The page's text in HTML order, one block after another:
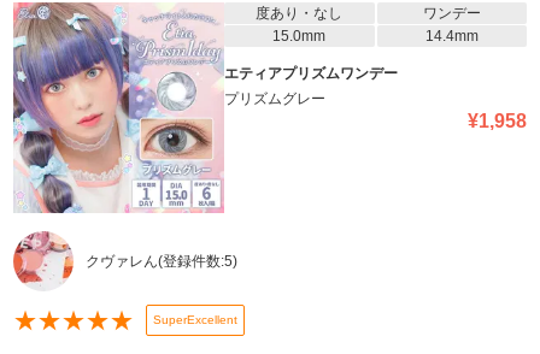
度あり・なし
ワンデー
15.0mm
14.4mm
エティアプリズムワンデー
プリズムグレー
¥1,958
クヴァレん(登録件数:5)
★★★★★ SuperExcellent